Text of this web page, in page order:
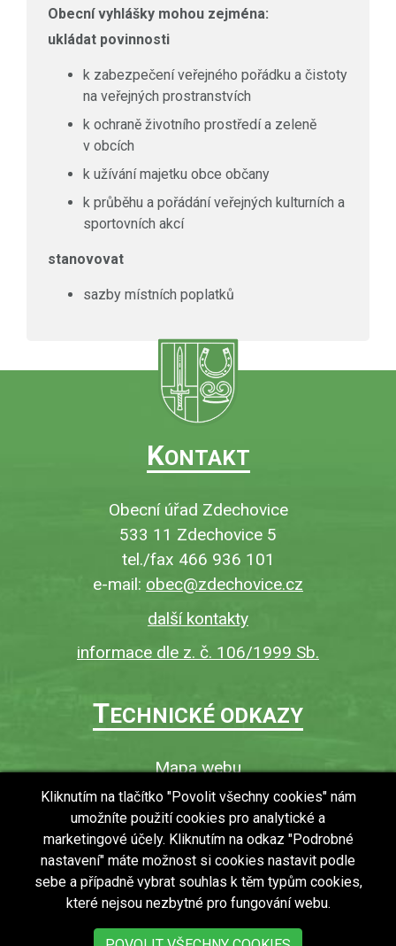
Obecní vyhlášky mohou zejména:
ukládat povinnosti
k zabezpečení veřejného pořádku a čistoty
na veřejných prostranstvích
k ochraně životního prostředí a zeleně
v obcích
k užívání majetku obce občany
k průběhu a pořádání veřejných kulturních a
sportovních akcí
stanovovat
sazby místních poplatků
KONTAKT
Obecní úřad Zdechovice
533 11 Zdechovice 5
tel./fax 466 936 101
e-mail: obec@zdechovice.cz
další kontakty
informace dle z. č. 106/1999 Sb.
TECHNICKÉ ODKAZY
Mapa webu
O webu
Povinně zveřejňované informace
Ochrana osobních údajů (GDPR)
Vyhledávání
RSS
Bezbariérový přístup v obci
Kliknutím na tlačítko "Povolit všechny cookies" nám
umožníte použití cookies pro analytické a
marketingové účely. Kliknutím na odkaz "Podrobné
nastavení" máte možnost si cookies nastavit podle
sebe a případně vybrat souhlas k těm typům cookies,
které nejsou nezbytné pro fungování webu.